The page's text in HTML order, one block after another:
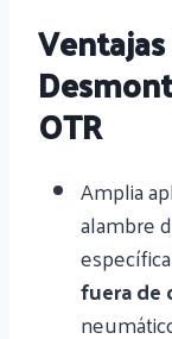
OTR
Amplia
alambre
fuera de